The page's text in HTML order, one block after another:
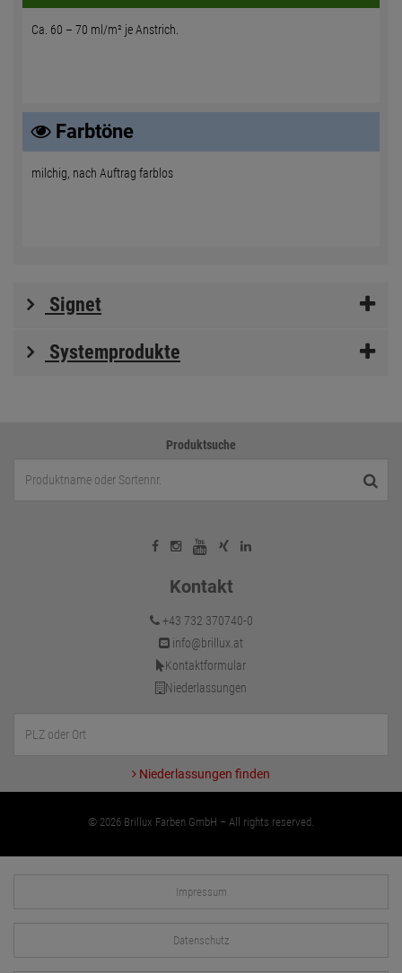
Ca. 60 – 70 ml/m² je Anstrich.
Farbtöne
milchig, nach Auftrag farblos
Signet
Systemprodukte
Produktsuche
Kontakt
+43 732 370740-0
info@brillux.at
Kontaktformular
Niederlassungen
Niederlassungen finden
© 2026 Brillux Farben GmbH – All rights reserved.
Impressum
Datenschutz